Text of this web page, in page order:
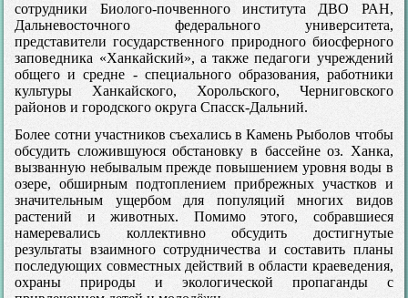
сотрудники Биолого-почвенного института ДВО РАН,
Дальневосточного федерального университета,
представители государственного природного биосферного
заповедника «Ханкайский», а также педагоги учреждений
общего и средне - специального образования, работники
культуры Ханкайского, Хорольского, Черниговского
районов и городского округа Спасск-Дальний.
Более сотни участников съехались в Камень Рыболов чтобы
обсудить сложившуюся обстановку в бассейне оз. Ханка,
вызванную небывалым прежде повышением уровня воды в
озере, обширным подтоплением прибрежных участков и
значительным ущербом для популяций многих видов
растений и животных. Помимо этого, собравшиеся
намеревались коллективно обсудить достигнутые
результаты взаимного сотрудничества и составить планы
последующих совместных действий в области краеведения,
охраны природы и экологической пропаганды с